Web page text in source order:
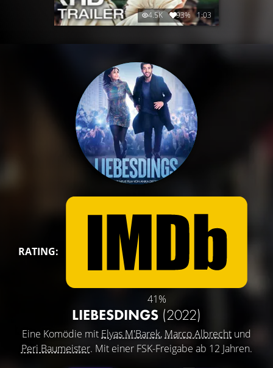
4.5K 93% 1:03
RATING:
41%
LIEBESDINGS (2022)
Eine Komödie mit Elyas M'Barek, Marco Albrecht und
Peri Baumeister. Mit einer FSK-Freigabe ab 12 Jahren.